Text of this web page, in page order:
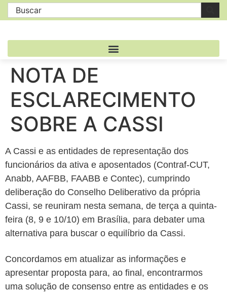
NOTA DE
ESCLARECIMENTO
SOBRE A CASSI
A Cassi e as entidades de representação dos
funcionários da ativa e aposentados (Contraf-CUT,
Anabb, AAFBB, FAABB e Contec), cumprindo
deliberação do Conselho Deliberativo da própria
Cassi, se reuniram nesta semana, de terça a quinta-
feira (8, 9 e 10/10) em Brasília, para debater uma
alternativa para buscar o equilíbrio da Cassi.
Concordamos em atualizar as informações e
apresentar proposta para, ao final, encontrarmos
uma solução de consenso entre as entidades e os